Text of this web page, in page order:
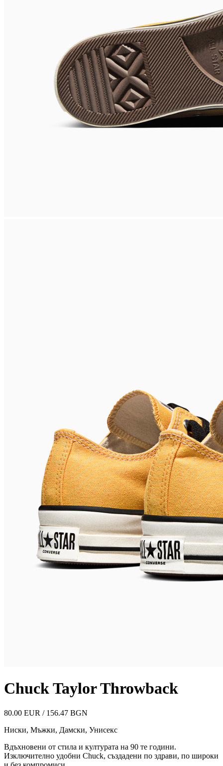
Chuck Taylor Throwback
80.00 EUR / 156.47 BGN
Ниски, Мъжки, Дамски, Унисекс
Вдъхновени от стила и културата на 90 те години.
Изключително удобни Chuck, създадени по здрави, по широки